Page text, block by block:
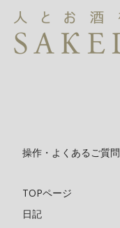
操作・よくあるご質問
TOPページ
日記